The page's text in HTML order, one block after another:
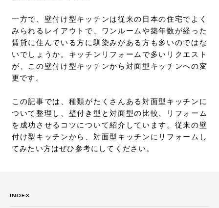
お知らせ
カタログを見る
よくあるご質問
お問い合わせ
サポート
LANGUAGE :
EN
CN
Eメールで送信
URLをコピー
一方で、壁付け型キッチンは従来の日本の住宅でよく
みられるレイアウトで、ワンルームや築年数が経った
賃貸に住んでいる方に馴染みがある方も多いのではな
いでしょうか。キッチンリフォームで多いリクエスト
が、この壁付け型キッチンから対面型キッチンへの変
更です。
この記事では、種類がたくさんある対面型キッチンに
ついて整理し、壁付き型と対面型の比較、リフォーム
を成功させるコツについて紹介しています。従来の壁
付け型キッチンから、対面型キッチンにリフォームし
てみたい方はぜひ参考にしてください。
INDEX